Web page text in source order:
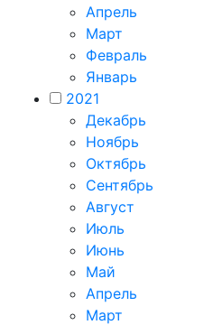
Апрель
Март
Февраль
Январь
2021
Декабрь
Ноябрь
Октябрь
Сентябрь
Август
Июль
Июнь
Май
Апрель
Март